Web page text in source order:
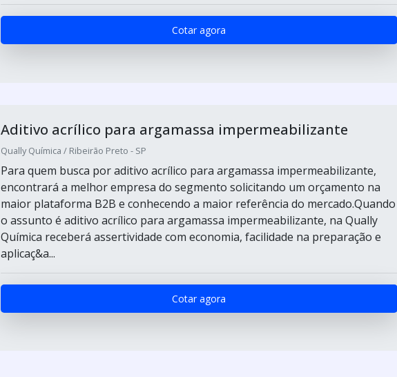
Cotar agora
Aditivo acrílico para argamassa impermeabilizante
Qually Química / Ribeirão Preto - SP
Para quem busca por aditivo acrílico para argamassa impermeabilizante,
encontrará a melhor empresa do segmento solicitando um orçamento na
maior plataforma B2B e conhecendo a maior referência do mercado.Quando
o assunto é aditivo acrílico para argamassa impermeabilizante, na Qually
Química receberá assertividade com economia, facilidade na preparação e
aplicaç&a...
Cotar agora